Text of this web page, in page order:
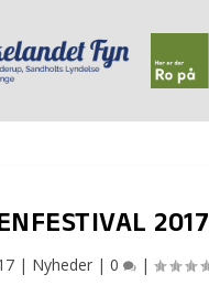
2017
| Nyheder | 0 |